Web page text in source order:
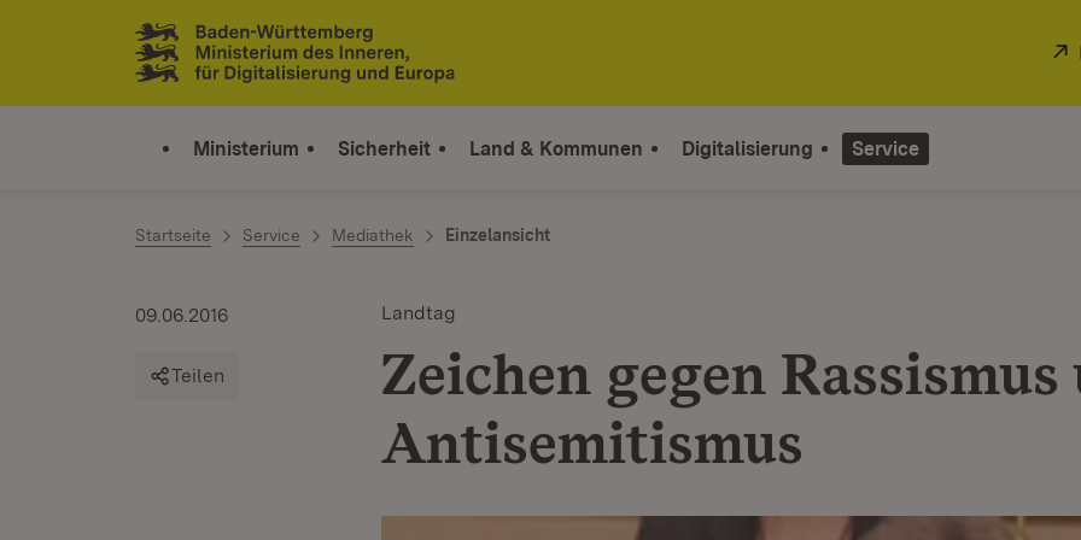
Zum Inhalt springen
Link zur Startseite
Ministerium Sicherheit Land & Kommunen Digitalisierung Service
Startseite Service Mediathek Einzelansicht
Landtag
Zeichen gegen Rassismus
Antisemitismus
09.06.2016
Teilen